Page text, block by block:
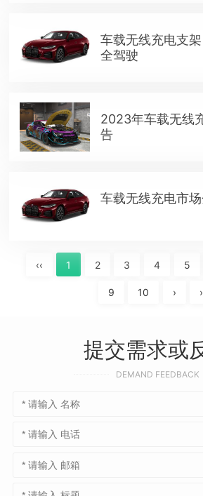
车载无线充电支
全驾驶
2023年车载无线
告
车载无线充电市
‹‹ 1 2 3 4 5
9 10 ›
提交需求或
DEMAND FEEDBACK